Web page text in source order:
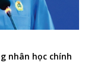
nhân học chính